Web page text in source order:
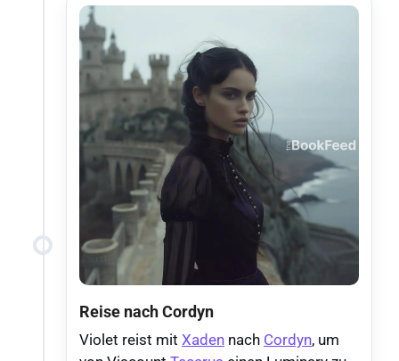
Reise nach Cordyn
Violet reist mit Xaden nach Cordyn, um